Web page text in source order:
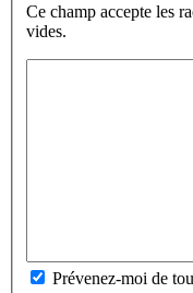
Ce champ accepte les
vides.
Prévenez-moi de